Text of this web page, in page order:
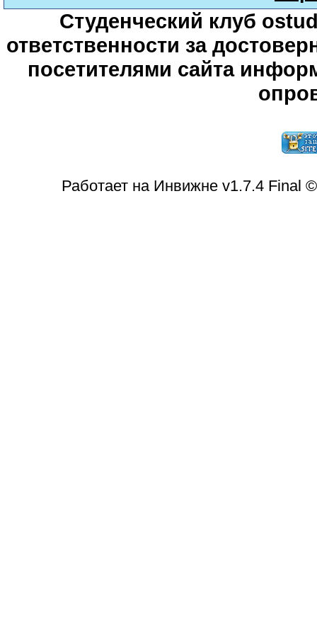
Студенческий клуб
ответственности за
посетителями сайта
Работает на Инвижне v1.7.4 Final